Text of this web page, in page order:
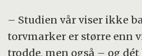
– Studien vår viser ikke
torvmarker er større enn
trodde, men også – og